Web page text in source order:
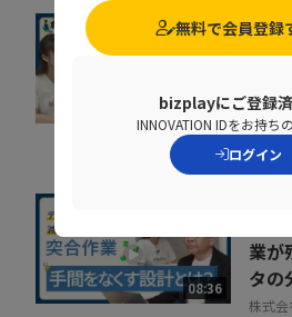
07:35
組織
トを
ポータ
08:36
人
業が
タの
株式会
無料で会員登録
bizplayにご登録
INNOVATION IDをお持ち
ログイン